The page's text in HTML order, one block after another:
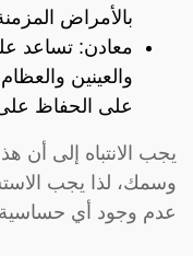
بالأمراض
معادن: تساعد
والعينين
على الحفاظ
يجب الانتباه إلى أن
وسمك، لذا يجب
عدم وجود أي حساسية